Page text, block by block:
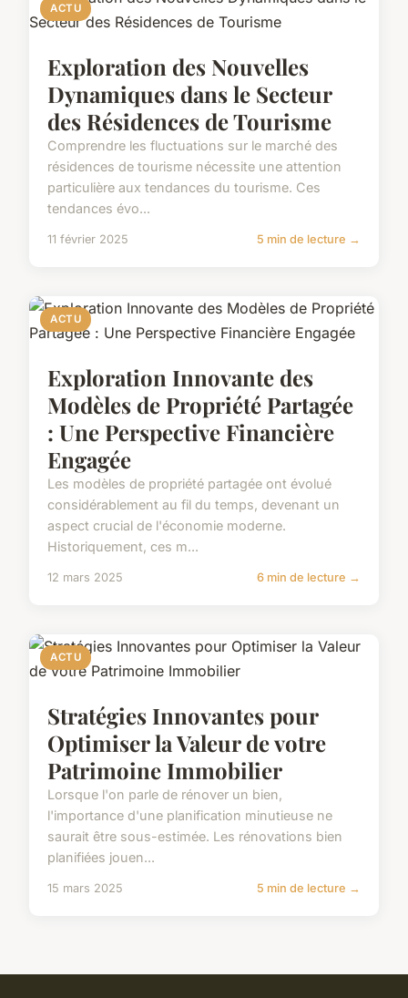
ACTU
Exploration des Nouvelles
Dynamiques dans le Secteur
des Résidences de Tourisme
Comprendre les fluctuations sur le marché des
résidences de tourisme nécessite une attention
particulière aux tendances du tourisme. Ces
tendances évo...
11 février 2025 5 min de lecture →
ACTU
Exploration Innovante des
Modèles de Propriété Partagée
: Une Perspective Financière
Engagée
Les modèles de propriété partagée ont évolué
considérablement au fil du temps, devenant un
aspect crucial de l'économie moderne.
Historiquement, ces m...
12 mars 2025 6 min de lecture →
ACTU
Stratégies Innovantes pour
Optimiser la Valeur de votre
Patrimoine Immobilier
Lorsque l'on parle de rénover un bien,
l'importance d'une planification minutieuse ne
saurait être sous-estimée. Les rénovations bien
planifiées jouen...
15 mars 2025 5 min de lecture →